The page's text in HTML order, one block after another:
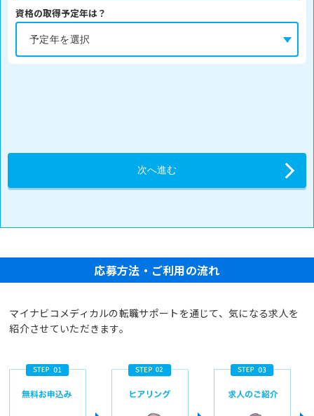
資格の取得予定年は？
応募方法・ご利用の流れ
マイナビコメディカルの転職サポートを通じて、気になる求人を
紹介させていただきます。